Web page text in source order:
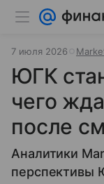
7 июля 2026
ЮГК
чего
после
Аналитики
перспективы